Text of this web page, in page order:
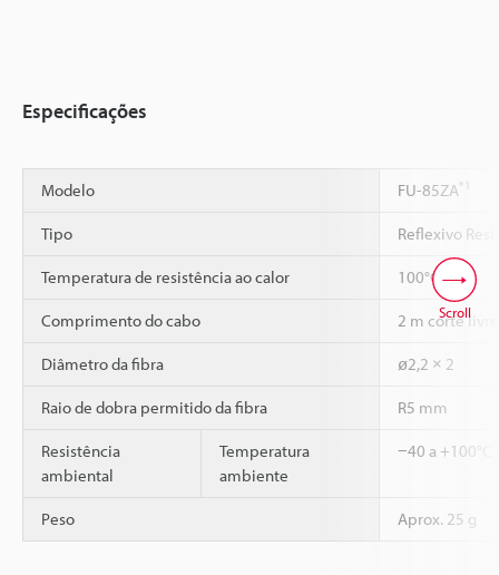
Especificações
Modelo FU-85ZA*1
Tipo Reflexivo
Temperatura de resistência ao calor 100°C
Comprimento do cabo 2 m corte livre
Diâmetro da fibra ø2,2 × 2
Raio de dobra permitido da fibra R5 mm
Resistência
ambiental
Temperatura
ambiente
−40 a
Peso Aprox. 25 g
Scroll